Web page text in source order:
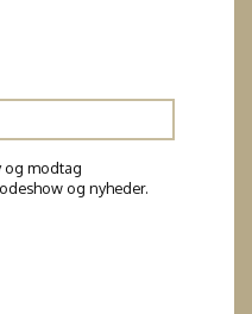
og modtag
og nyheder.